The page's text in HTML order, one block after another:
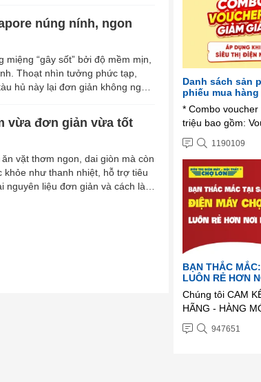
núng nính, ngon
“gây sốt” bởi độ mềm mịn,
Thoạt nhìn tưởng phức tạp,
hủ này lại đơn giản không ngờ!
vừa đơn giản vừa tốt
vặt thơm ngon, dai giòn mà còn
khỏe như thanh nhiệt, hỗ trợ tiêu
liệu đơn giản và cách làm
Danh sách sản
phiếu mua hàng
* Combo
triệu bao gồm:
Máy lọc nước -
triệu mua Robot
Nồi cơm - Máy
nồi. Voucher ...
1190109
BẠN THẮC
LUÔN RẺ HƠN
Chúng tôi CAM
HÃNG - HÀNG
chúng tôi lại bán
947651